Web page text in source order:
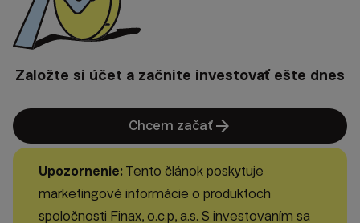
Založte si účet a začnite investovať ešte dnes
Chcem začaťarrow_forward
Upozornenie: Tento článok poskytuje
marketingové informácie o produktoch
spoločnosti Finax, o.c.p, a.s. S investovaním sa